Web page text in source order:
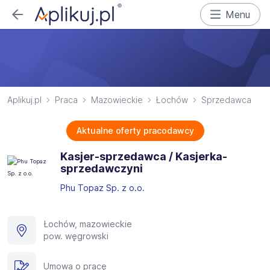
Menu
Aplikuj.pl Praca Mazowieckie Łochów Sprzedawca
Aktualne oferty pracodawcy
Kasjer-sprzedawca / Kasjerka-
sprzedawczyni
Phu Topaz Sp. z o.o.
Łochów, mazowieckie
pow. węgrowski
Umowa o pracę